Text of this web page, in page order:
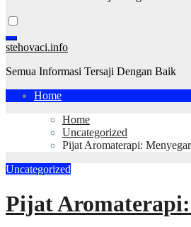
stehovaci.info
Semua Informasi Tersaji Dengan Baik
Home
Home
Uncategorized
Pijat Aromaterapi:
Uncategorized
Pijat